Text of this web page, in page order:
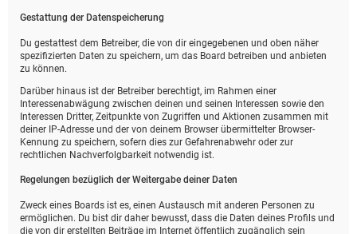
Gestattung der Datenspeicherung
Du gestattest dem Betreiber, die von dir eingegebenen und oben näher
spezifizierten Daten zu speichern, um das Board betreiben und anbieten
zu können.
Darüber hinaus ist der Betreiber berechtigt, im Rahmen einer
Interessenabwägung zwischen deinen und seinen Interessen sowie den
Interessen Dritter, Zeitpunkte von Zugriffen und Aktionen zusammen mit
deiner IP-Adresse und der von deinem Browser übermittelter Browser-
Kennung zu speichern, sofern dies zur Gefahrenabwehr oder zur
rechtlichen Nachverfolgbarkeit notwendig ist.
Regelungen bezüglich der Weitergabe deiner Daten
Zweck eines Boards ist es, einen Austausch mit anderen Personen zu
ermöglichen. Du bist dir daher bewusst, dass die Daten deines Profils und
die von dir erstellten Beiträge im Internet öffentlich zugänglich sein